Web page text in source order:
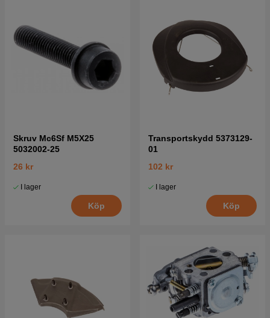
Skruv Mc6Sf M5X25
5032002-25
26 kr
I lager
Köp
Transportskydd 5373129-
01
102 kr
I lager
Köp